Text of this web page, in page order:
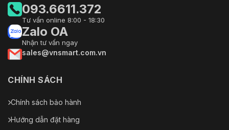
093.6611.372
Tư vấn online 8:00 - 18:30
Zalo OA
Nhận tư vấn ngay
sales@vnsmart.com.vn
CHÍNH SÁCH
Chính sách bảo hành
Hướng dẫn đặt hàng